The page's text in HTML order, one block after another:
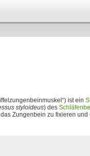
ist ein
styloideus) des
das Zungenbein zu fixieren